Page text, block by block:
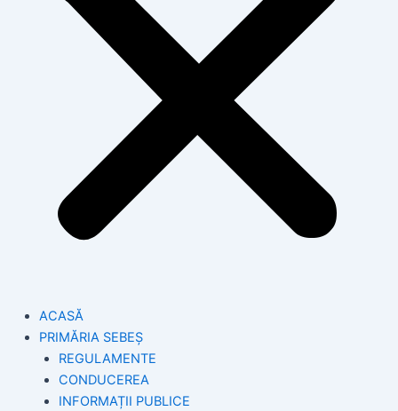
ACASĂ
PRIMĂRIA SEBEȘ
REGULAMENTE
CONDUCEREA
INFORMAȚII PUBLICE